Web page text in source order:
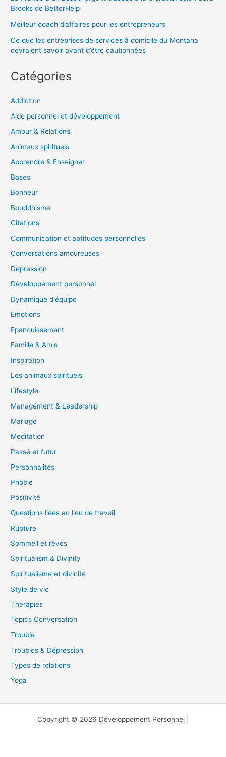
Brooks de BetterHelp
Meilleur coach d’affaires pour les entrepreneurs
Ce que les entreprises de services à domicile du Montana
devraient savoir avant d’être cautionnées
Catégories
Addiction
Aide personnel et développement
Amour & Relations
Animaux spirituels
Apprendre & Enseigner
Bases
Bonheur
Bouddhisme
Citations
Communication et aptitudes personnelles
Conversations amoureuses
Depression
Développement personnel
Dynamique d'équipe
Emotions
Epanouissement
Famille & Amis
Inspiration
Les animaux spirituels
Lifestyle
Management & Leadership
Mariage
Meditation
Passé et futur
Personnalités
Phobie
Positivité
Questions liées au lieu de travail
Rupture
Sommeil et rêves
Spiritualism & Divinity
Spiritualisme et divinité
Style de vie
Therapies
Topics Conversation
Trouble
Troubles & Dépression
Types de relations
Yoga
Copyright © 2026 Développement Personnel |